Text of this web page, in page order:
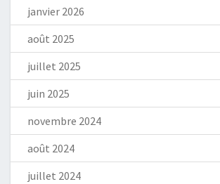
janvier 2026
août 2025
juillet 2025
juin 2025
novembre 2024
août 2024
juillet 2024